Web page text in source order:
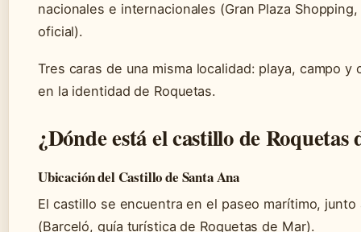
nacionales e internacionales (Gran Plaza
oficial).
Tres caras de una misma localidad: playa, campo
en la identidad de Roquetas.
¿Dónde está el castillo de Roquetas
Ubicación del Castillo de Santa Ana
El castillo se encuentra en el paseo marítimo,
(Barceló, guía turística de Roquetas de Mar).